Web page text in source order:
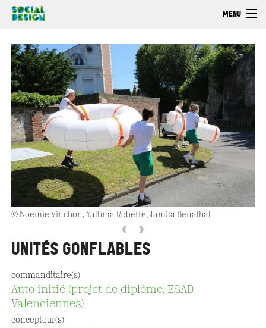
Aller au contenu principal
MENU
Découvrir
Faire
Explorer
© Noemie Vinchon, Yalhma Robette, Jamila Benalhal
‹ ›
UNITÉS GONFLABLES
commanditaire(s)
Auto initié (projet de diplôme, ESAD
Valenciennes)
concepteur(s)